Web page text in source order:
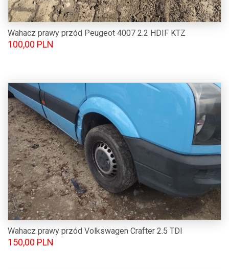
Wahacz prawy przód Peugeot 4007 2.2 HDIF KTZ
100,00 PLN
Wahacz prawy przód Volkswagen Crafter 2.5 TDI
150,00 PLN